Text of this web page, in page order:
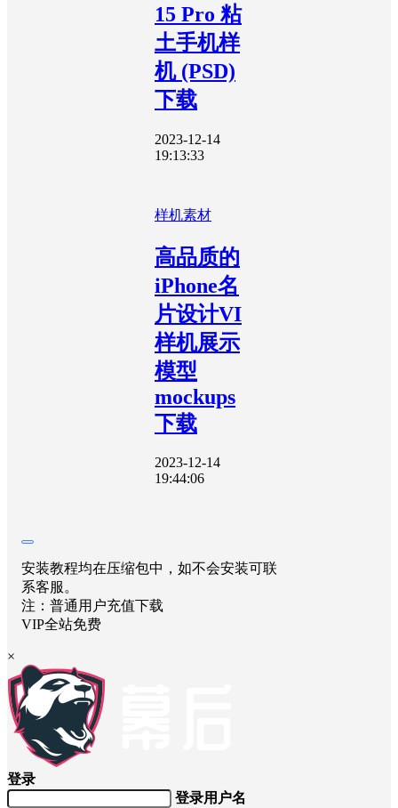
15 Pro 粘
土手机样
机 (PSD)
下载
2023-12-14
19:13:33
样机素材
高品质的
iPhone名
片设计VI
样机展示
模型
mockups
下载
2023-12-14
19:44:06
安装教程均在压缩包中，如不会安装可联
系客服。
注：普通用户充值下载
VIP全站免费
×
登录
登录用户名